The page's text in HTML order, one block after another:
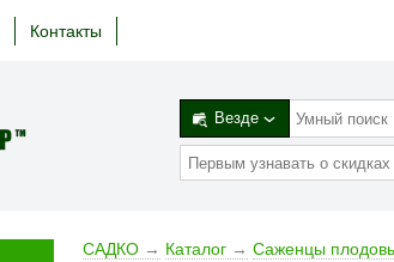
Контакты
Везде
САДКО → Каталог → Cаженцы